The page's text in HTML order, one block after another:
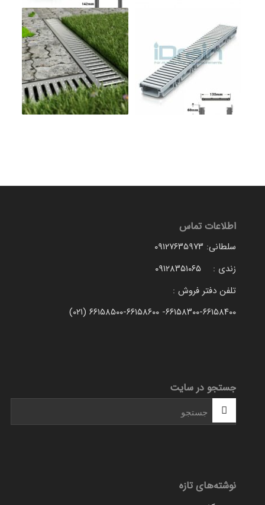
اطلاعات تماس
سلطانی: ۰۹۱۲۷۶۳۵۹۷۳
زندی : ۰۹۱۲۸۳۵۱۰۶۵
تلفن دفتر فروش :
۶۶۱۵۸۳۰۰-۶۶۱۵۸۴۰۰- ۶۶۱۵۸۵۰۰-۶۶۱۵۸۶۰۰ (۰۲۱)
جستجو در سایت
نوشته‌های تازه